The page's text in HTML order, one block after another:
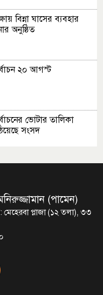
বিন্না ঘাসের ব্যবহার
অনুষ্ঠিত
২০ আগস্ট
ভোটার তালিকা
সংসদ
বইপড়া কর্মসূচীর
মারামারি করে তিন
(পামেন)
মেহেরবা প্লাজা (১২ তলা), ৩৩